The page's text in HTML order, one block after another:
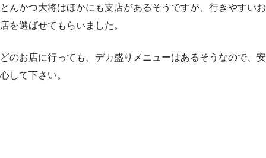
とんかつ大将はほかにも支店があるそうですが、行きやすいお
店を選ばせてもらいました。
どのお店に行っても、デカ盛りメニューはあるそうなので、安
心して下さい。